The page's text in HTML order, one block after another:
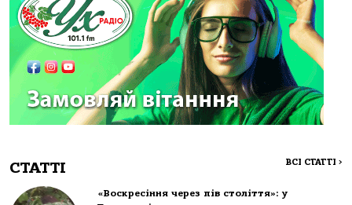
СТАТТІ ВСІ СТАТТІ >
«Воскресіння через пів століття»: у